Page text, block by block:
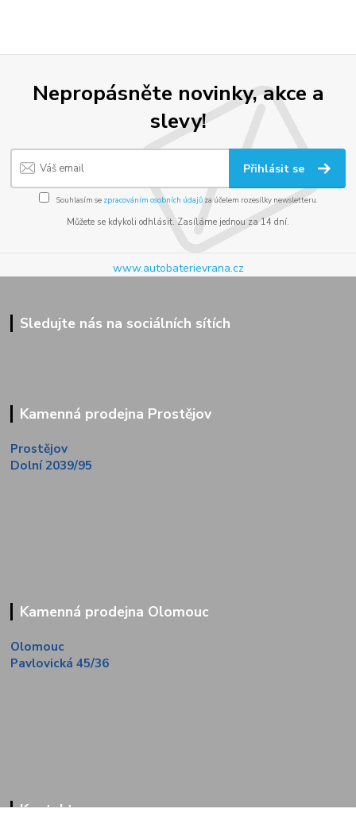
Nepropásněte novinky, akce a
slevy!
Přihlásit se
Souhlasím se zpracováním osobních údajůza účelem rozesílky newsletteru.
Můžete se kdykoli odhlásit. Zasíláme jednou za 14 dní.
www.autobaterievrana.cz
Sledujte nás na sociálních sítích
Kamenná prodejna Prostějov
Prostějov
Dolní 2039/95
Kamenná prodejna Olomouc
Olomouc
Pavlovická 45/36
Kontakty